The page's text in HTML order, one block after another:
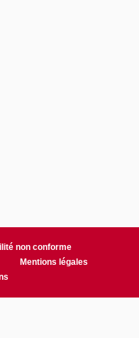
non conforme
Mentions légales